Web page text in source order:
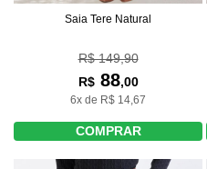
Saia Tere Natural
R$ 149,90
R$88,00
6x de R$ 14,67
COMPRAR